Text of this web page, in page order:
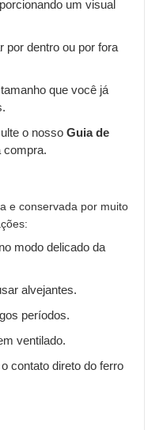
um visual
por dentro ou por fora
que você já
o nosso Guia de
compra.
e conservada por muito
modo delicado da
alvejantes.
períodos.
ventilado.
contato direto do ferro